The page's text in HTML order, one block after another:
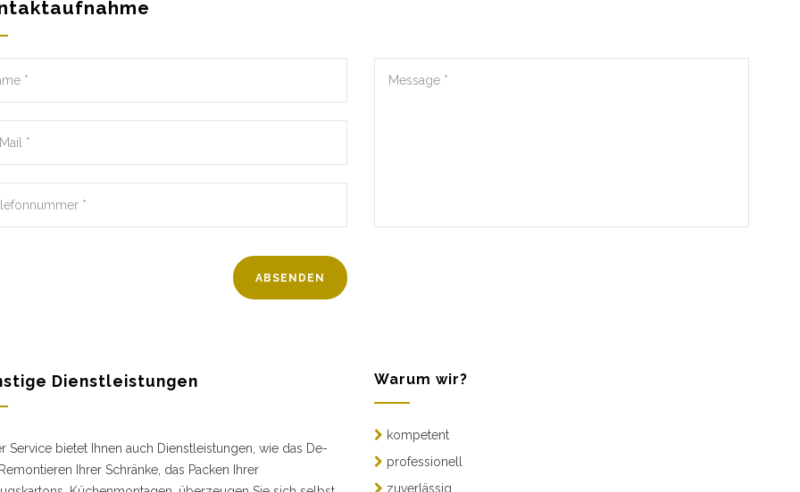
Dienstleistungen
Service bietet Ihnen auch Dienstleistungen, wie das De-
Ihrer Schränke, das Packen Ihrer
Warum wir?
kompetent
professionell
zuverlässig